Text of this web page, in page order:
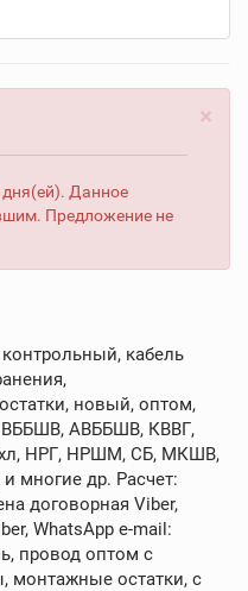
×
дня(ей). Данное
Предложение не
кабель
новый, оптом,
АВББШВ, КВВГ,
НРГ, НРШМ, СБ, МКШВ,
др. Расчет:
договорная Viber,
WhatsApp e-mail:
провод оптом с
монтажные остатки, с